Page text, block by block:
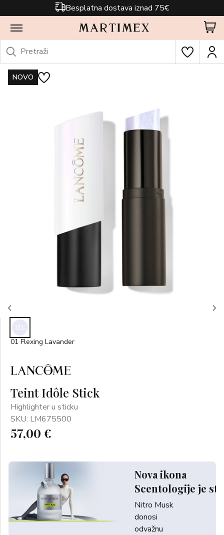
Besplatna dostava iznad 75€
NOVO
Teint Idôle Stick
Highlighter u sticku
SKU: LM675500
57,00 €
Nova ikona
Scentologije je
Nitro Musk
donosi
odvažnu
01
01 Flexing Lavander